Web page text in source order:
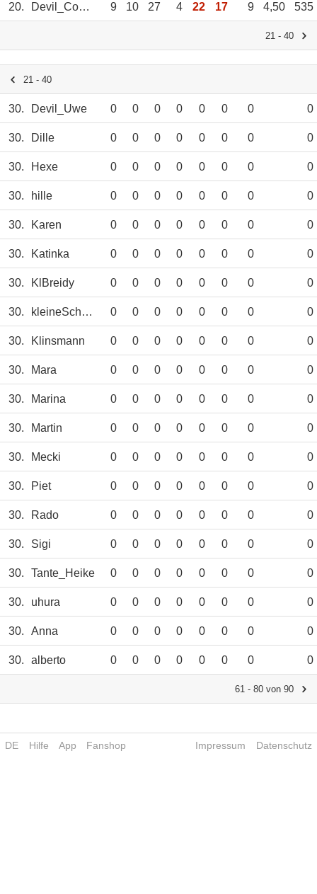
20. Devil_Constanze 9 10 27 4 22 17 9 4,50 535
21 - 40
21 - 40
30. Devil_Uwe 0 0 0 0 0 0 0 0
30. Dille 0 0 0 0 0 0 0 0
30. Hexe 0 0 0 0 0 0 0 0
30. hille 0 0 0 0 0 0 0 0
30. Karen 0 0 0 0 0 0 0 0
30. Katinka 0 0 0 0 0 0 0 0
30. KlBreidy 0 0 0 0 0 0 0 0
30. kleineSchwester 0 0 0 0 0 0 0 0
30. Klinsmann 0 0 0 0 0 0 0 0
30. Mara 0 0 0 0 0 0 0 0
30. Marina 0 0 0 0 0 0 0 0
30. Martin 0 0 0 0 0 0 0 0
30. Mecki 0 0 0 0 0 0 0 0
30. Piet 0 0 0 0 0 0 0 0
30. Rado 0 0 0 0 0 0 0 0
30. Sigi 0 0 0 0 0 0 0 0
30. Tante_Heike 0 0 0 0 0 0 0 0
30. uhura 0 0 0 0 0 0 0 0
30. Anna 0 0 0 0 0 0 0 0
30. alberto 0 0 0 0 0 0 0 0
61 - 80 von 90
DE Hilfe App Fanshop Impressum Datenschutz